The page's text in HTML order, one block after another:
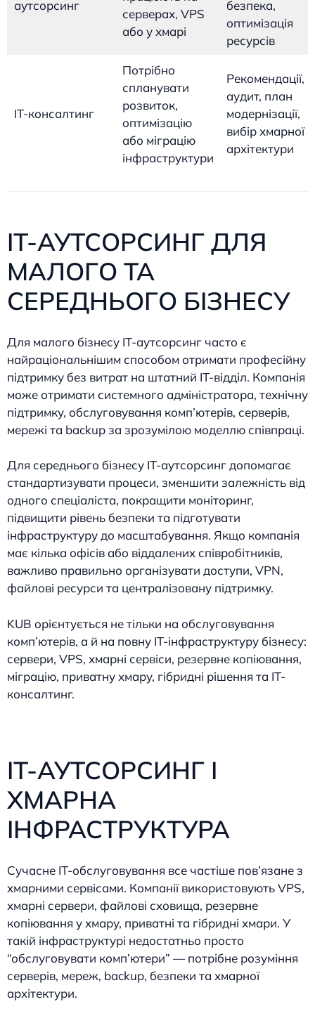
аутсорсинг
серверах, VPS
або у хмарі
безпека,
оптимізація
ресурсів
IT-консалтинг
Потрібно
спланувати
розвиток,
оптимізацію
або міграцію
інфраструктури
Рекомендації,
аудит, план
модернізації,
вибір хмарної
архітектури
IT-АУТСОРСИНГ ДЛЯ
МАЛОГО ТА
СЕРЕДНЬОГО БІЗНЕСУ
Для малого бізнесу IT-аутсорсинг часто є
найраціональнішим способом отримати професійну
підтримку без витрат на штатний IT-відділ. Компанія
може отримати системного адміністратора, технічну
підтримку, обслуговування комп’ютерів, серверів,
мережі та backup за зрозумілою моделлю співпраці.
Для середнього бізнесу ІТ-аутсорсинг допомагає
стандартизувати процеси, зменшити залежність від
одного спеціаліста, покращити моніторинг,
підвищити рівень безпеки та підготувати
інфраструктуру до масштабування. Якщо компанія
має кілька офісів або віддалених співробітників,
важливо правильно організувати доступи, VPN,
файлові ресурси та централізовану підтримку.
KUB орієнтується не тільки на обслуговування
комп’ютерів, а й на повну IT-інфраструктуру бізнесу:
сервери, VPS, хмарні сервіси, резервне копіювання,
міграцію, приватну хмару, гібридні рішення та IT-
консалтинг.
IT-АУТСОРСИНГ І
ХМАРНА
ІНФРАСТРУКТУРА
Сучасне IT-обслуговування все частіше пов’язане з
хмарними сервісами. Компанії використовують VPS,
хмарні сервери, файлові сховища, резервне
копіювання у хмару, приватні та гібридні хмари. У
такій інфраструктурі недостатньо просто
“обслуговувати комп’ютери” — потрібне розуміння
серверів, мереж, backup, безпеки та хмарної
архітектури.